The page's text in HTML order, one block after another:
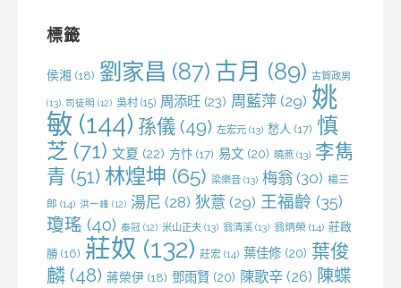
標籤
侯湘 (18) 劉家昌 (87) 古月 (89) 古賀政男
(13) 司徒明 (12) 吳村 (15) 周添旺 (23) 周藍萍 (29) 姚
敏 (144) 孫儀 (49) 左宏元 (13) 愁人 (17) 慎
芝 (71) 文夏 (22) 方忭 (17) 易文 (20) 曉燕 (13) 李雋
青 (51) 林煌坤 (65) 梁樂音 (13) 梅翁 (30) 楊三
郎 (14) 洪一峰 (12) 湯尼 (28) 狄薏 (29) 王福齡 (35)
瓊瑤 (40) 秦冠 (12) 米山正夫 (13) 翁清溪 (13) 翁炳榮 (14) 莊啟
勝 (16) 莊奴 (132) 莊宏 (14) 葉佳修 (20) 葉俊
麟 (48) 蔣榮伊 (18) 鄧雨賢 (20) 陳歌辛 (26) 陳蝶